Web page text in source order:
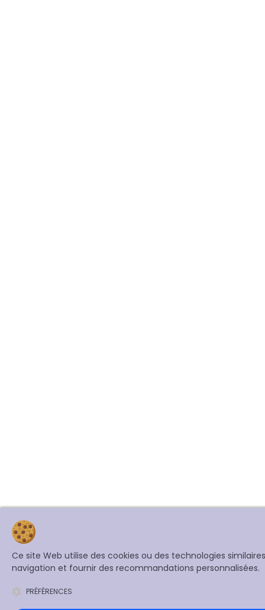
Ce site Web utilise des cookies ou des technologies
navigation et fournir des recommandations personnalisées.
PRÉFÉRENCES